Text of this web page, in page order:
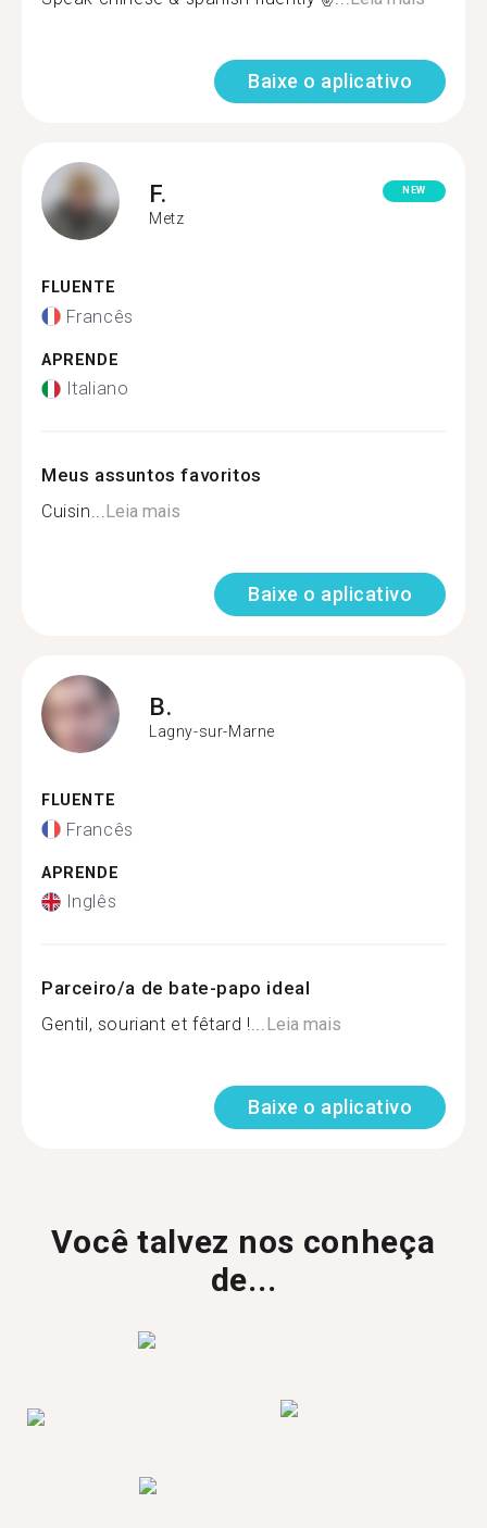
Baixe o aplicativo
F.
Metz
NEW
FLUENTE
Francês
APRENDE
Italiano
Meus assuntos favoritos
Cuisin...Leia mais
Baixe o aplicativo
B.
Lagny-sur-Marne
FLUENTE
Francês
APRENDE
Inglês
Parceiro/a de bate-papo ideal
Gentil, souriant et fêtard !...Leia mais
Baixe o aplicativo
Você talvez nos conheça
de...